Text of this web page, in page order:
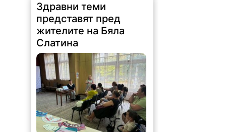
постави началото на поредица от
информационни срещи,
посветени на общественото
здраве и превенцията.
Инициативата има за цел да
предостави на жителите достъп
до актуална и полезна
информация по теми,...
С овации Вършец
посрещна MONA